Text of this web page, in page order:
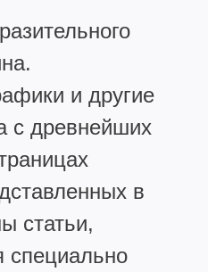
и другие
с древнейших
в
статьи,
специально